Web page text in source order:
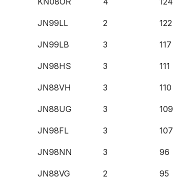
JN99LL 2 122
JN99LB 3 117
JN98HS 3 111
JN88VH 3 110
JN88UG 3 109
JN98FL 3 107
JN98NN 3 96
JN88VG 2 95